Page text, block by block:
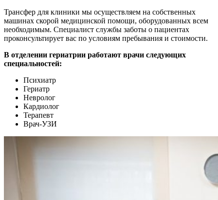
Трансфер для клиники мы осуществляем на собственных
машинах скорой медицинской помощи, оборудованных всем
необходимым. Специалист службы заботы о пациентах
проконсультирует вас по условиям пребывания и стоимости.
В отделении гериатрии работают врачи следующих
специальностей:
Психиатр
Гериатр
Невролог
Кардиолог
Терапевт
Врач-УЗИ